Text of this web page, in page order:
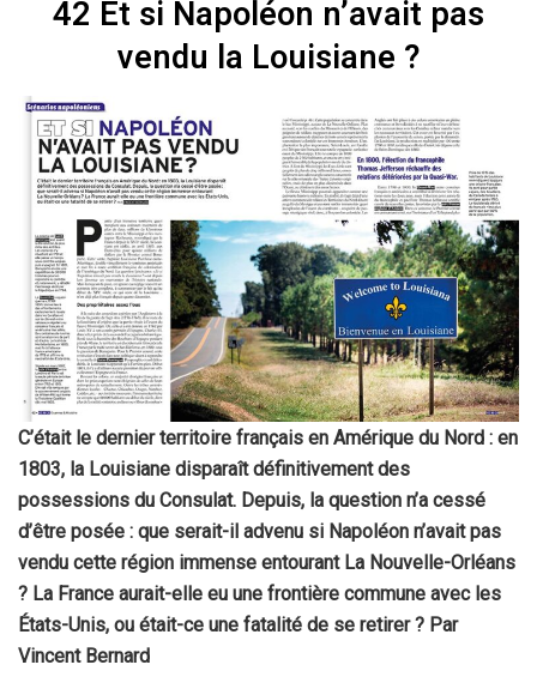
42 Et si Napoléon n’avait pas
vendu la Louisiane ?
C’était le dernier territoire français en Amérique du Nord : en
1803, la Louisiane disparaît définitivement des
possessions du Consulat. Depuis, la question n’a cessé
d’être posée : que serait-il advenu si Napoléon n’avait pas
vendu cette région immense entourant La Nouvelle-Orléans
? La France aurait-elle eu une frontière commune avec les
États-Unis, ou était-ce une fatalité de se retirer ? Par
Vincent Bernard